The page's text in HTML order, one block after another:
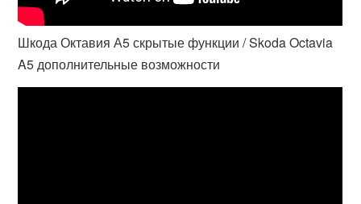
Шкода Октавия А5 скрытые функции / Skoda Octavia
A5 дополнительные возможности